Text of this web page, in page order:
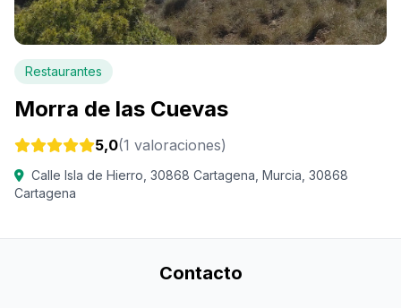
Restaurantes
Morra de las Cuevas
5,0(1 valoraciones)
Calle Isla de Hierro, 30868 Cartagena, Murcia, 30868
Cartagena
Contacto